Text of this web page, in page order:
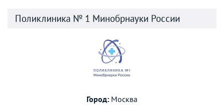
Поликлиника № 1 Минобрнауки России
Город: Москва